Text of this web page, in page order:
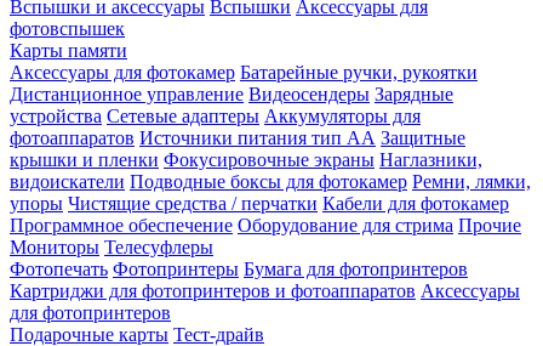
Вспышки и аксессуары Вспышки Аксессуары для
фотовспышек
Карты памяти
Аксессуары для фотокамер Батарейные ручки, рукоятки
Дистанционное управление Видеосендеры Зарядные
устройства Сетевые адаптеры Аккумуляторы для
фотоаппаратов Источники питания тип АА Защитные
крышки и пленки Фокусировочные экраны Наглазники,
видоискатели Подводные боксы для фотокамер Ремни, лямки,
упоры Чистящие средства / перчатки Кабели для фотокамер
Программное обеспечение Оборудование для стрима Прочие
Мониторы Телесуфлеры
Фотопечать Фотопринтеры Бумага для фотопринтеров
Картриджи для фотопринтеров и фотоаппаратов Аксессуары
для фотопринтеров
Подарочные карты Тест-драйв